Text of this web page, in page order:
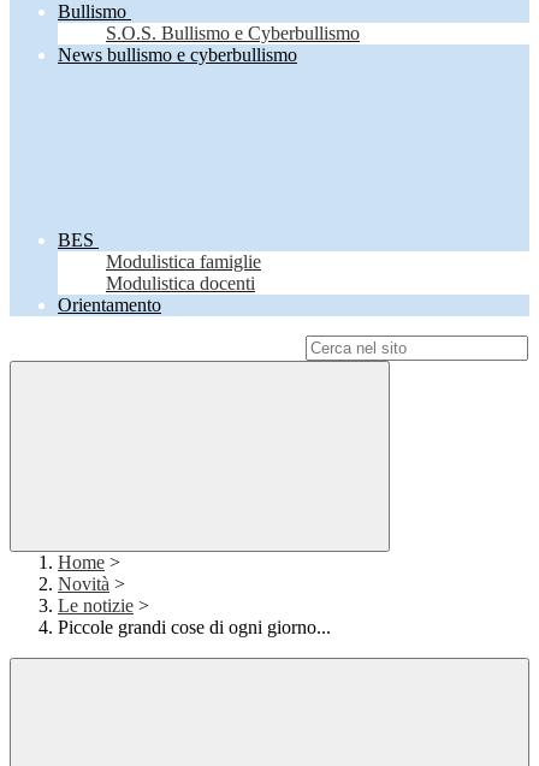
Bullismo
S.O.S. Bullismo e Cyberbullismo
News bullismo e cyberbullismo
BES
Modulistica famiglie
Modulistica docenti
Orientamento
Home >
Novità >
Le notizie >
Piccole grandi cose di ogni giorno...